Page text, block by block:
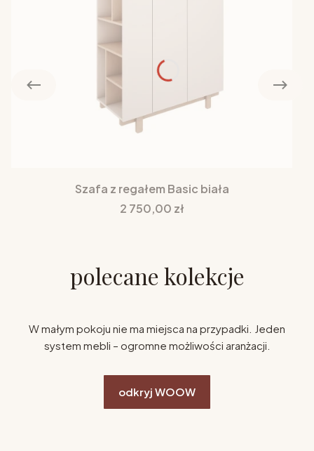
Szafa z regałem Basic biała
Cena
2 750,00 zł
polecane kolekcje
W małym pokoju nie ma miejsca na przypadki. Jeden
system mebli – ogromne możliwości aranżacji.
odkryj WOOW